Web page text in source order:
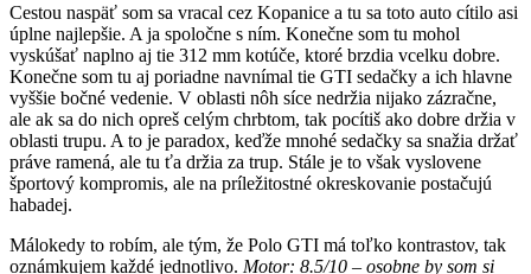
Cestou naspäť som sa vracal cez Kopanice a tu sa toto auto cítilo asi
úplne najlepšie. A ja spoločne s ním. Konečne som tu mohol
vyskúšať naplno aj tie 312 mm kotúče, ktoré brzdia vcelku dobre.
Konečne som tu aj poriadne navnímal tie GTI sedačky a ich hlavne
vyššie bočné vedenie. V oblasti nôh síce nedržia nijako zázračne,
ale ak sa do nich opreš celým chrbtom, tak pocítiš ako dobre držia v
oblasti trupu. A to je paradox, keďže mnohé sedačky sa snažia držať
práve ramená, ale tu ťa držia za trup. Stále je to však vyslovene
športový kompromis, ale na príležitostné okreskovanie postačujú
habadej.
Málokedy to robím, ale tým, že Polo GTI má toľko kontrastov, tak
oznámkujem každé jednotlivo. Motor: 8.5/10 – osobne by som si